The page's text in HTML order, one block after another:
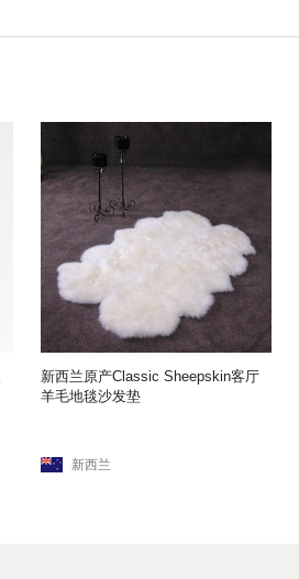
新西兰原产Classic Sheepskin客厅
羊毛地毯沙发垫
新西兰